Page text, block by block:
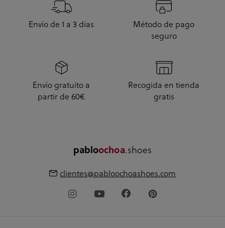
Envío de 1 a 3 días
Método de pago
seguro
Envío gratuito a
partir de 60€
Recogida en tienda
gratis
pabloochoa.shoes
clientes@pabloochoashoes.com